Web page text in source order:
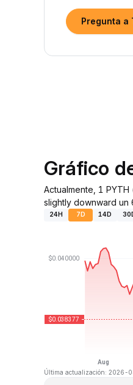
Pregunta a
Gráfico
Actualmente, 1
slightly downward un
24H 7D 14D
Última actualización: 2026-